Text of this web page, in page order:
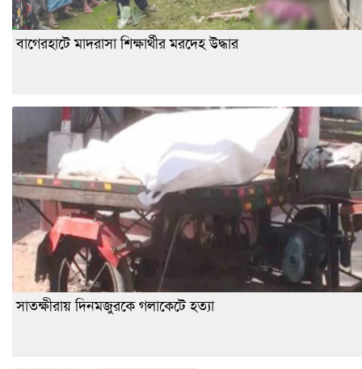
বাগেরহাটে মাদরাসা শিক্ষার্থীর মরদেহ উদ্ধার
সাতক্ষীরায় দিনমজুরকে গলাকেটে হত্যা